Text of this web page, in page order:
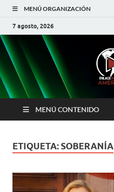
MENÚ ORGANIZACIÓN
7 agosto, 2026
MENÚ CONTENIDO
ETIQUETA: SOBERANÍA